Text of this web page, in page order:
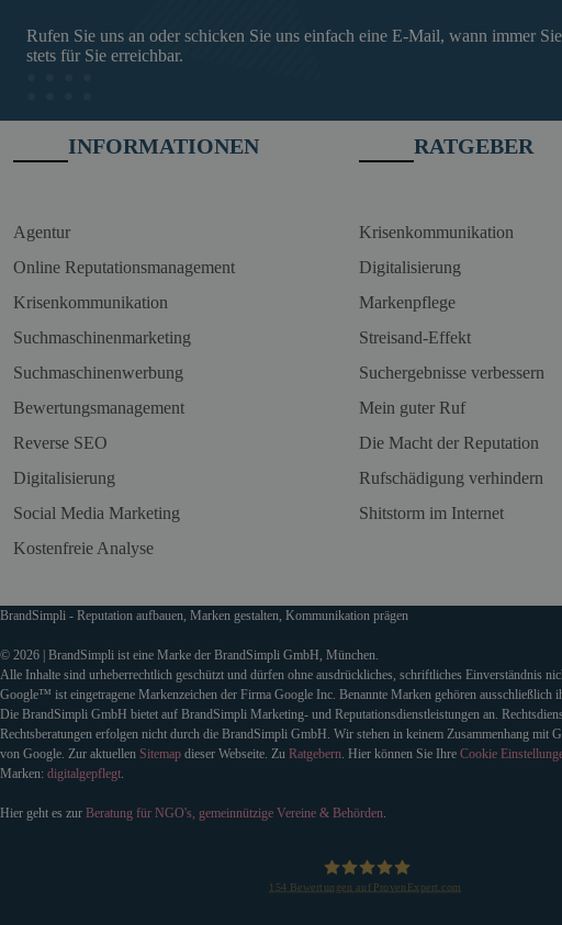
Rufen Sie uns an oder schicken Sie uns einfach eine E-Mail, wann immer
stets für Sie erreichbar.
INFORMATIONEN
Agentur
Online Reputationsmanagement
Krisenkommunikation
Suchmaschinenmarketing
Suchmaschinenwerbung
Bewertungsmanagement
Reverse SEO
Digitalisierung
Social Media Marketing
Kostenfreie Analyse
RATGEBER
Krisenkommunikation
Digitalisierung
Markenpflege
Streisand-Effekt
Suchergebnisse verbessern
Mein guter Ruf
Die Macht der Reputation
Rufschädigung verhindern
Shitstorm im Internet
BrandSimpli - Reputation aufbauen, Marken gestalten, Kommunikation prägen
© 2026 | BrandSimpli ist eine Marke der BrandSimpli GmbH, München.
Alle Inhalte sind urheberrechtlich geschützt und dürfen ohne ausdrückliches, schriftliches Einverständnis
Google™ ist eingetragene Markenzeichen der Firma Google Inc. Benannte Marken gehören ausschließlich
Die BrandSimpli GmbH bietet auf BrandSimpli Marketing- und Reputationsdienstleistungen an.
Rechtsberatungen erfolgen nicht durch die BrandSimpli GmbH. Wir stehen in keinem Zusammenhang mit
von Google. Zur aktuellen Sitemap dieser Webseite. Zu Ratgebern . Hier können Sie Ihre Cookie
Marken: digitalgepflegt
Hier geht es zur Beratung für NGO's, gemeinnützige Vereine & Behörden
154 Bewertungen auf ProvenExpert.com